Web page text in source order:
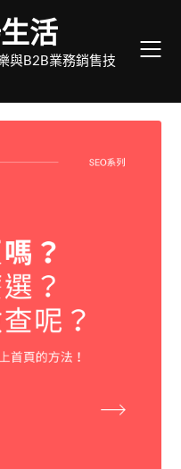
活
與B2B業務銷售技